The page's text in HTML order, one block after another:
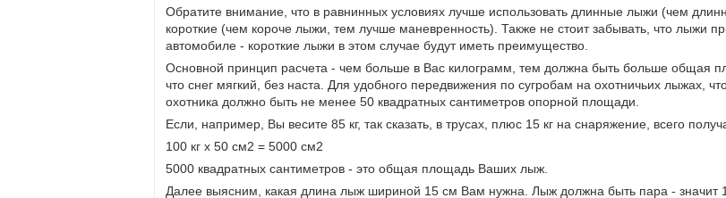
Обратите внимание, что в равнинных условиях лучше использовать длинные лыжи (чем
короткие (чем короче лыжи, тем лучше маневренность). Также не стоит забывать, что лыжи
автомобиле - короткие лыжи в этом случае будут иметь преимущество.
Основной принцип расчета - чем больше в Вас килограмм, тем должна быть больше общая
что снег мягкий, без наста. Для удобного передвижения по сугробам на охотничьих лыжах,
охотника должно быть не менее 50 квадратных сантиметров опорной площади.
Если, например, Вы весите 85 кг, так сказать, в трусах, плюс 15 кг на снаряжение, всего
100 кг х 50 см2 = 5000 см2
5000 квадратных сантиметров - это общая площадь Ваших лыж.
Далее выясним, какая длина лыж шириной 15 см Вам нужна. Лыж должна быть пара -